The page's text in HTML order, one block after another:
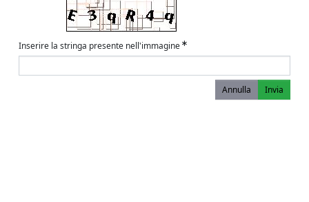
Inserire la stringa presente nell'immagine
Annulla Invia